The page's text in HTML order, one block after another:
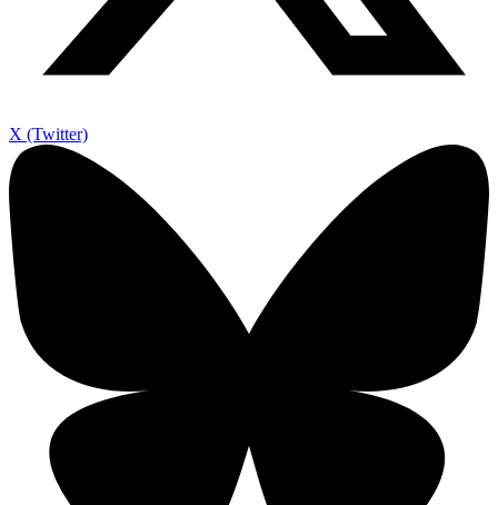
X (Twitter)